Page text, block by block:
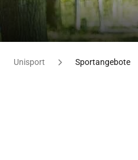
Unisport Sportangebote